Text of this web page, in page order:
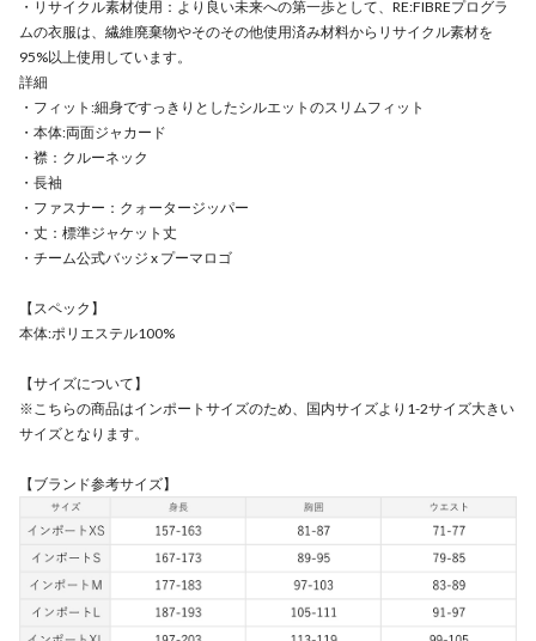
・リサイクル素材使用：より良い未来への第一歩として、RE:FIBREプログラ
ムの衣服は、繊維廃棄物やそのその他使用済み材料からリサイクル素材を
95%以上使用しています。
詳細
・フィット:細身ですっきりとしたシルエットのスリムフィット
・本体:両面ジャカード
・襟：クルーネック
・長袖
・ファスナー：クォータージッパー
・丈：標準ジャケット丈
・チーム公式バッジ x プーマロゴ
【スペック】
本体:ポリエステル100%
【サイズについて】
※こちらの商品はインポートサイズのため、国内サイズより1-2サイズ大きい
サイズとなります。
【ブランド参考サイズ】